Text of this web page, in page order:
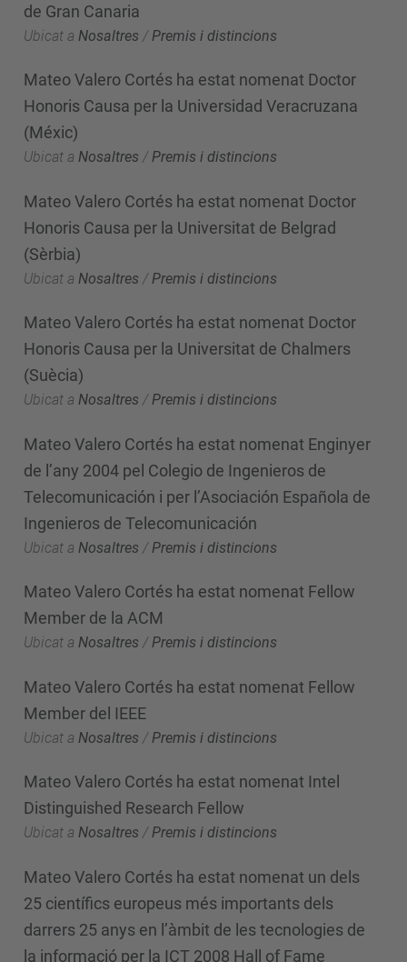
de Gran Canaria
Ubicat a Nosaltres / Premis i distincions
Mateo Valero Cortés ha estat nomenat Doctor
Honoris Causa per la Universidad Veracruzana
(Méxic)
Ubicat a Nosaltres /Premis i distincions
Mateo Valero Cortés ha estat nomenat Doctor
Honoris Causa per la Universitat de Belgrad
(Sèrbia)
Ubicat a Nosaltres / Premis i distincions
Mateo Valero Cortés ha estat nomenat Doctor
Honoris Causa per la Universitat de Chalmers
(Suècia)
Ubicat a Nosaltres /Premis i distincions
Mateo Valero Cortés ha estat nomenat Enginyer
de l’any 2004 pel Colegio de Ingenieros de
Telecomunicación i per l’Asociación Española de
Ingenieros de Telecomunicación
Ubicat a Nosaltres / Premis i distincions
Mateo Valero Cortés ha estat nomenat Fellow
Member de la ACM
Ubicat a Nosaltres /Premis i distincions
Mateo Valero Cortés ha estat nomenat Fellow
Member del IEEE
Ubicat a Nosaltres / Premis i distincions
Mateo Valero Cortés ha estat nomenat Intel
Distinguished Research Fellow
Ubicat a Nosaltres /Premis i distincions
Mateo Valero Cortés ha estat nomenat un dels
25 científics europeus més importants dels
darrers 25 anys en l’àmbit de les tecnologies de
la informació per la ICT 2008 Hall of Fame